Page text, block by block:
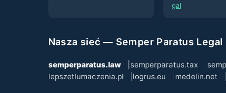
gal
Nasza sieć — Semper Paratus Legal
semperparatus.law semperparatus.tax
lepszetlumaczenia.pl
logrus.eu medelin.net